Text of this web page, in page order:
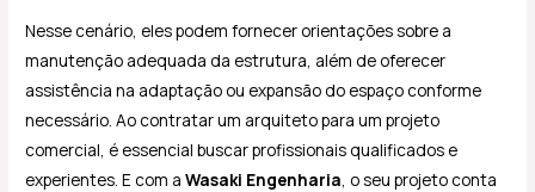
Nesse cenário, eles podem fornecer orientações sobre a
manutenção adequada da estrutura, além de oferecer
assistência na adaptação ou expansão do espaço conforme
necessário. Ao contratar um arquiteto para um projeto
comercial, é essencial buscar profissionais qualificados e
experientes. E com aWasaki Engenharia , o seu projeto conta